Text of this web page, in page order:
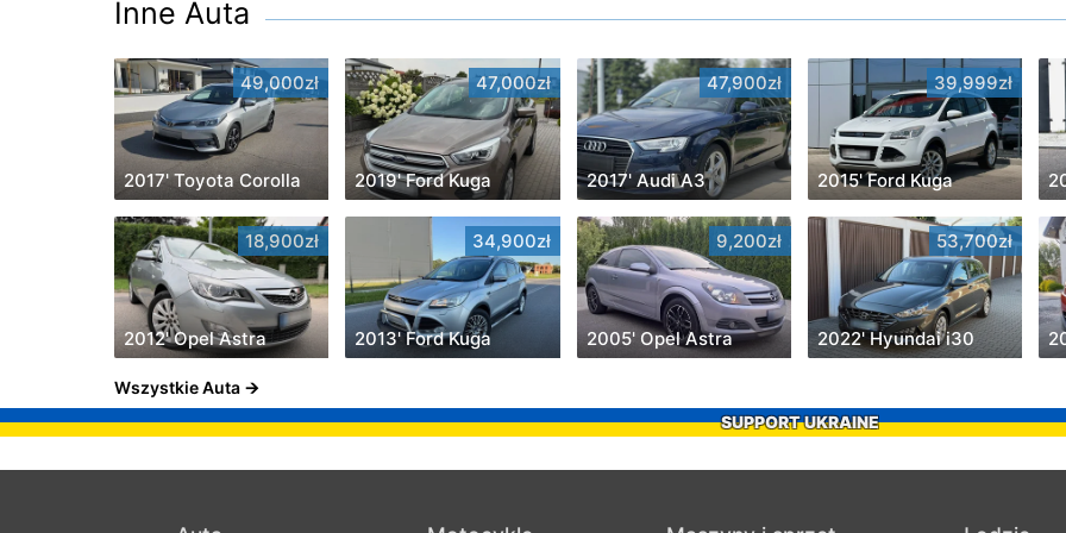
Inne Auta
49,000zł
2017' Toyota Corolla
47,000zł
2019' Ford Kuga
47,900zł
2017' Audi A3
39,999zł
2015' Ford Kuga
18,900zł
2012' Opel Astra
34,900zł
2013' Ford Kuga
9,200zł
2005' Opel Astra
53,700zł
2022' Hyundai i30
Wszystkie Auta
SUPPORT UKRAINE